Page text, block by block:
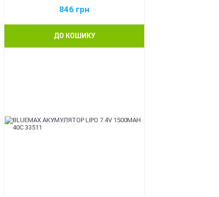
846 грн
ДО КОШИКУ